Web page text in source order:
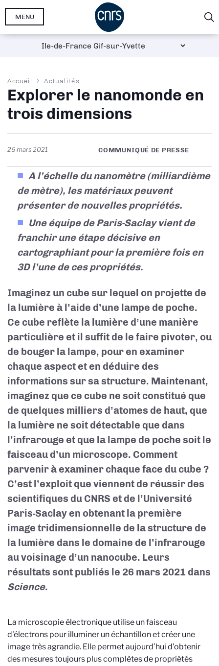
Aller
MENU
Fil
d'Ariane
Accueil Actualités
Explorer le nanomonde en
trois dimensions
26 mars 2021 COMMUNIQUÉ DE PRESSE
A l’échelle du nanomètre (milliardième
de mètre), les matériaux peuvent
présenter de nouvelles propriétés.
Une équipe de Paris-Saclay vient de
franchir une étape décisive en
cartographiant pour la première fois en
3D l’une de ces propriétés.
Imaginez un cube sur lequel on projette de
la lumière à l’aide d’une lampe de poche.
Ce cube reflète la lumière d’une manière
particulière et il suffit de le faire pivoter, ou
de bouger la lampe, pour en examiner
chaque aspect et en déduire des
informations sur sa structure. Maintenant,
imaginez que ce cube ne soit constitué que
de quelques milliers d’atomes de haut, que
la lumière ne soit détectable que dans
l’infrarouge et que la lampe de poche soit le
faisceau d’un microscope. Comment
parvenir à examiner chaque face du cube ?
C’est l’exploit que viennent de réussir des
scientifiques du CNRS et de l’Université
Paris-Saclay en obtenant la première
image tridimensionnelle de la structure de
la lumière dans le domaine de l’infrarouge
au voisinage d’un nanocube. Leurs
résultats sont publiés le 26 mars 2021 dans
Science.
La microscopie électronique utilise un faisceau
d'électrons pour illuminer un échantillon et créer une
image très agrandie. Elle permet aujourd’hui d’obtenir
des mesures toujours plus complètes de propriétés